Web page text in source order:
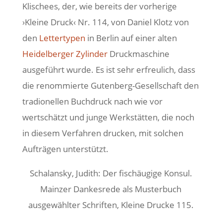
Klischees, der, wie bereits der vorherige
›Kleine Druck‹ Nr. 114, von Daniel Klotz von
den Lettertypen in Berlin auf einer alten
Heidelberger ZylinderDruckmaschine
ausgeführt wurde. Es ist sehr erfreulich, dass
die renommierte Gutenberg-Gesellschaft den
tradionellen Buchdruck nach wie vor
wertschätzt und junge Werkstätten, die noch
in diesem Verfahren drucken, mit solchen
Aufträgen unterstützt.
Schalansky, Judith: Der fischäugige Konsul.
Mainzer Dankesrede als Musterbuch
ausgewählter Schriften, Kleine Drucke 115.